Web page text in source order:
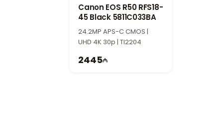
Canon EOS R50 RFS18-
45 Black 5811C033BA
24.2MP APS-C CMOS |
UHD 4K 30p | TI2204
2445